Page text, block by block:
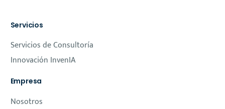
Servicios
Servicios de Consultoría
Innovación InvenIA
Empresa
Nosotros